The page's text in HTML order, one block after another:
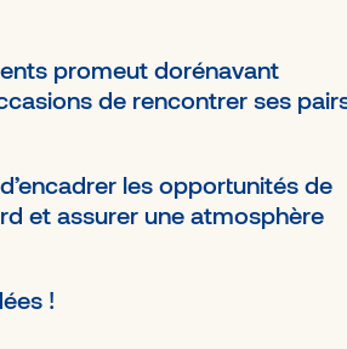
corporatif pour la
promeut dorénavant
de rencontrer ses pairs
les opportunités de
et assurer une atmosphère